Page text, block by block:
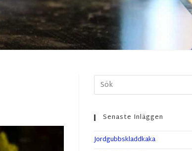
Senaste Inläggen
Jordgubbskladdkaka